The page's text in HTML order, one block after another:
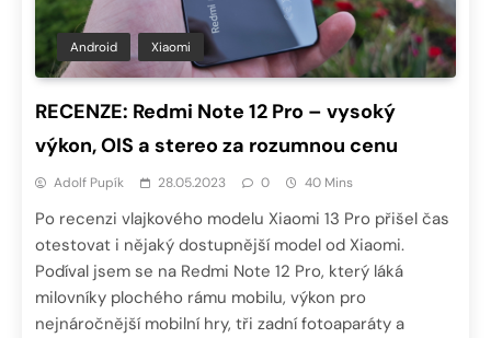
Android Xiaomi
RECENZE: Redmi Note 12 Pro – vysoký
výkon, OIS a stereo za rozumnou cenu
Adolf Pupík 28.05.2023 0 40 Mins
Po recenzi vlajkového modelu Xiaomi 13 Pro přišel čas
otestovat i nějaký dostupnější model od Xiaomi.
Podíval jsem se na Redmi Note 12 Pro, který láká
milovníky plochého rámu mobilu, výkon pro
nejnáročnější mobilní hry, tři zadní fotoaparáty a